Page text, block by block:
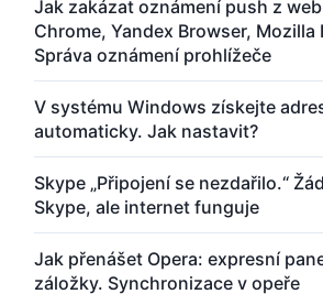
Jak zakázat oznámení push z
Chrome, Yandex Browser, Mozilla
Správa oznámení prohlížeče
V systému Windows získejte
automaticky. Jak nastavit?
Skype „Připojení se nezdařilo.“
Skype, ale internet funguje
Jak přenášet Opera: expresní
záložky. Synchronizace v opeře